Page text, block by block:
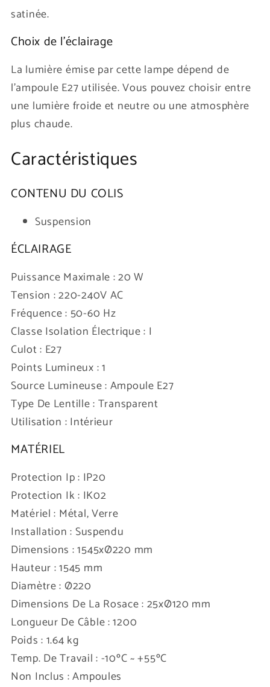
satinée.
Choix de l'éclairage
La lumière émise par cette lampe dépend de
l'ampoule E27 utilisée. Vous pouvez choisir entre
une lumière froide et neutre ou une atmosphère
plus chaude.
Caractéristiques
CONTENU DU COLIS
Suspension
ÉCLAIRAGE
Puissance Maximale : 20 W
Tension : 220-240V AC
Fréquence : 50-60 Hz
Classe Isolation Électrique : I
Culot : E27
Points Lumineux : 1
Source Lumineuse : Ampoule E27
Type De Lentille : Transparent
Utilisation : Intérieur
MATÉRIEL
Protection Ip : IP20
Protection Ik : IK02
Matériel : Métal, Verre
Installation : Suspendu
Dimensions : 1545xØ220 mm
Hauteur : 1545 mm
Diamètre : Ø220
Dimensions De La Rosace : 25xØ120 mm
Longueur De Câble : 1200
Poids : 1.64 kg
Temp. De Travail : -10ºC ~ +55ºC
Non Inclus : Ampoules